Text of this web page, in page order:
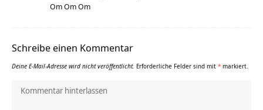
Om Om Om
Schreibe einen Kommentar
Deine E-Mail-Adresse wird nicht veröffentlicht. Erforderliche Felder sind mit * markiert.